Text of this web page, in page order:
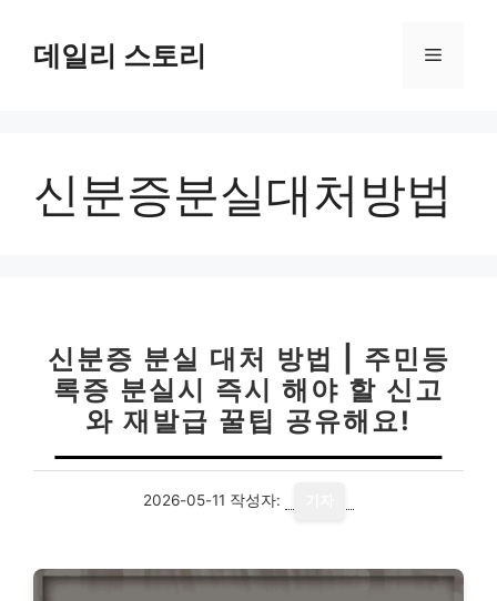
데일리 스토리 메
신분증분실대처방법
신분증 분실 대처 방법 | 주민등
록증 분실시 즉시 해야 할 신고
와 재발급 꿀팁 공유해요!
2026-05-11 작성자: